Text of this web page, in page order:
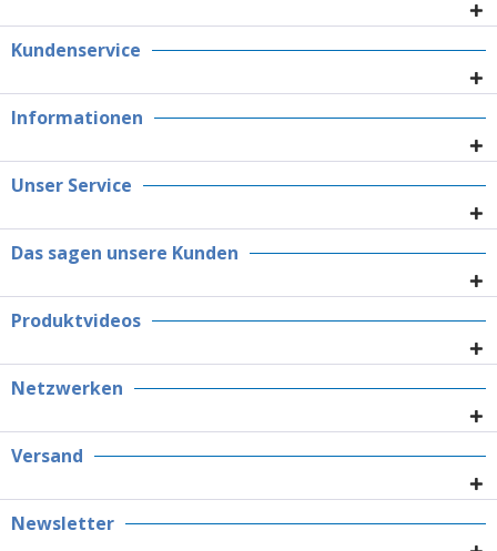
Kundenservice
Informationen
Unser Service
Das sagen unsere Kunden
Produktvideos
Netzwerken
Versand
Newsletter